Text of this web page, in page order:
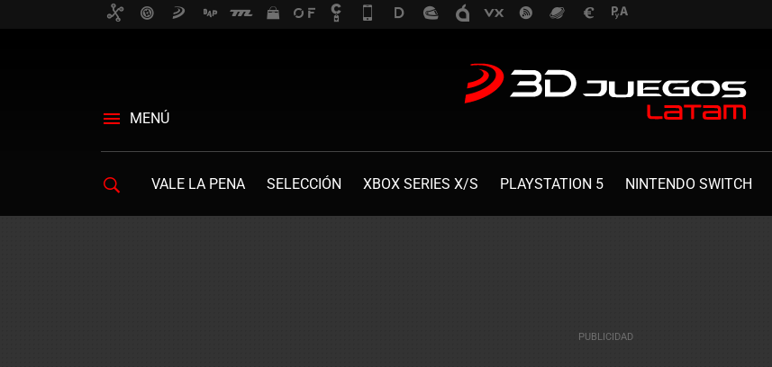
MENÚ
VALE LA PENA SELECCIÓN XBOX SERIES X/S PLAYSTATION 5 NINTENDO SWITCH